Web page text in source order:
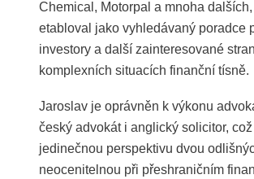
Chemical, Motorpal a mnoha
etabloval jako vyhledávaný poradce
investory a další zainteresované
komplexních situacích finanční tísně.
Jaroslav je oprávněn k výkonu
český advokát i anglický solicitor,
jedinečnou perspektivu dvou
neocenitelnou při přeshraničním